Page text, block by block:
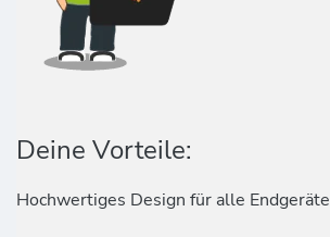
Deine Vorteile:
Hochwertiges Design für alle Endgeräte